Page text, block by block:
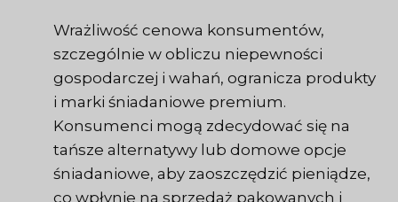
Wrażliwość cenowa konsumentów,
szczególnie w obliczu niepewności
gospodarczej i wahań, ogranicza produkty
i marki śniadaniowe premium.
Konsumenci mogą zdecydować się na
tańsze alternatywy lub domowe opcje
śniadaniowe, aby zaoszczędzić pieniądze,
co wpłynie na sprzedaż pakowanych i